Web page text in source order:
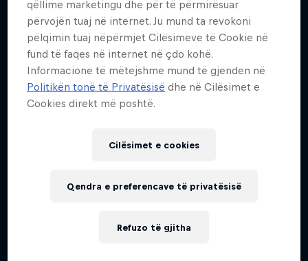
qëllime marketingu dhe për të përmirësuar
përvojën tuaj në internet. Ju mund ta revokoni
pëlqimin tuaj nëpërmjet Cilësimeve të Cookie në
fund të faqes në internet në çdo kohë.
Informacione të mëtejshme mund të gjenden në
Politikën tonë të Privatësisë dhe në Cilësimet e
Cookies direkt më poshtë.
Cilësimet e cookies
Refuzo të gjitha
Qendra e preferencave të privatësisë